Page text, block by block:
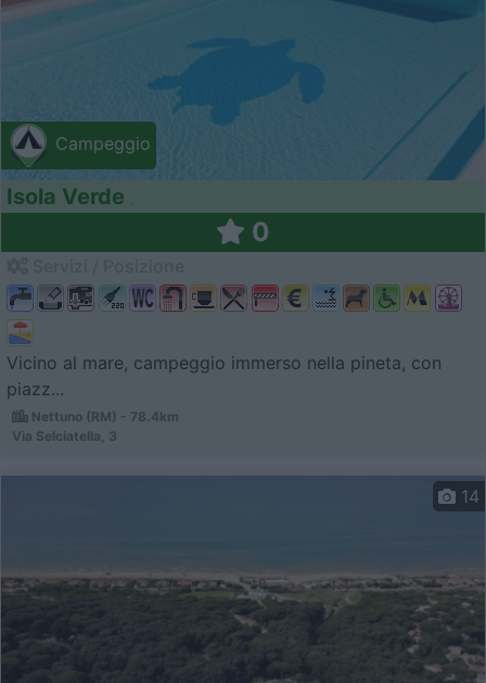
Campeggio
Isola Verde
0
Vicino al mare, campeggio immerso nella pineta, con
piazz...
Nettuno (RM) - 78.4km
Via Selciatella, 3
14